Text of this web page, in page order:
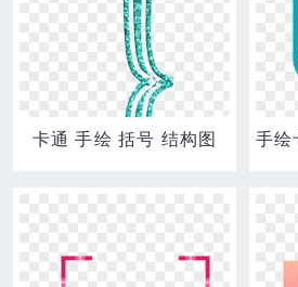
卡通 手绘 括号 结构图